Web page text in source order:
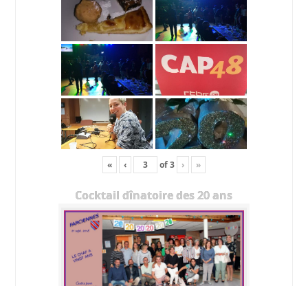
« ‹ of3 › »
Cocktail dînatoire des 20 ans